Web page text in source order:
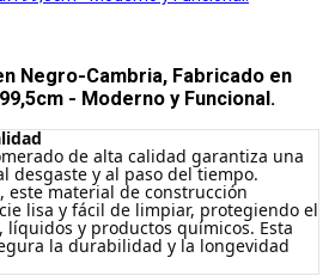
Negro-Cambria, Fabricado en
- Moderno y Funcional.
de alta calidad garantiza una
desgaste y al paso del tiempo.
este material de construcción
lisa y fácil de limpiar, protegiendo el
líquidos y productos químicos. Esta
la durabilidad y la longevidad